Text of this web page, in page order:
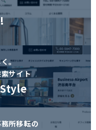
。
サイト
所移転の